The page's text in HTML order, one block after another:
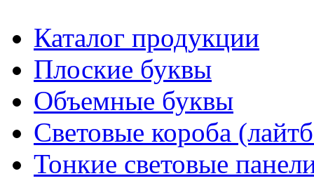
Каталог продукции
Плоские буквы
Объемные буквы
Световые короба
Тонкие световые